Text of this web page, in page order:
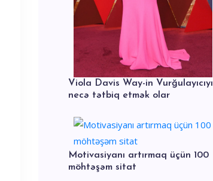
Viola Davis Way-in Vurğulayıcıyı
necə tətbiq etmək olar
Motivasiyanı artırmaq üçün 100
möhtəşəm sitat